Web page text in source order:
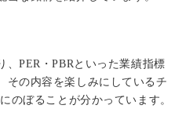
、PER・PBRといった業績指標
その内容を楽しみにしているチ
のぼることが分かっています。